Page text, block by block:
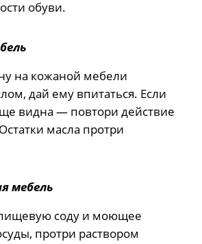
обуви.
на кожаной мебели
дай ему впитаться. Если
видна — повтори действие
масла протри
мебель
соду и моющее
протри раствором